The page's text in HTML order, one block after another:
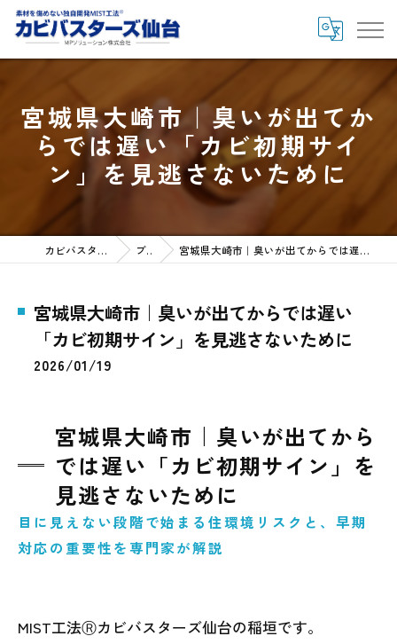
宮城県大崎市｜臭いが出てか
らでは遅い「カビ初期サイ
ン」を見逃さないために
カビバスターズ仙台HOME ブログ 宮城県大崎市｜臭いが出てからでは遅い「カビ初期サイン」を見逃さないために
宮城県大崎市｜臭いが出てからでは遅い
「カビ初期サイン」を見逃さないために
2026/01/19
宮城県大崎市｜臭いが出てから
では遅い「カビ初期サイン」を
見逃さないために
目に見えない段階で始まる住環境リスクと、早期
対応の重要性を専門家が解説
MIST工法Ⓡカビバスターズ仙台の稲垣です。